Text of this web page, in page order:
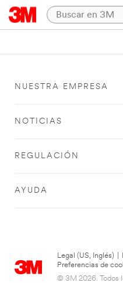
NUESTRA EMPRESA
NOTICIAS
REGULACIÓN
AYUDA
Legal (US, Inglés)
Preferencias de
© 3M 2026. Todos